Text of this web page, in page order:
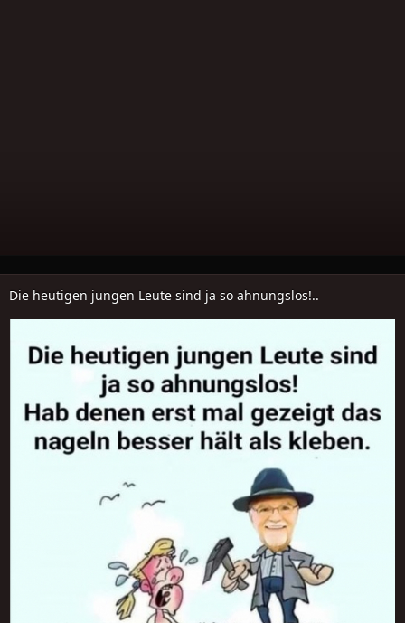
Die heutigen jungen Leute sind ja so ahnungslos!..